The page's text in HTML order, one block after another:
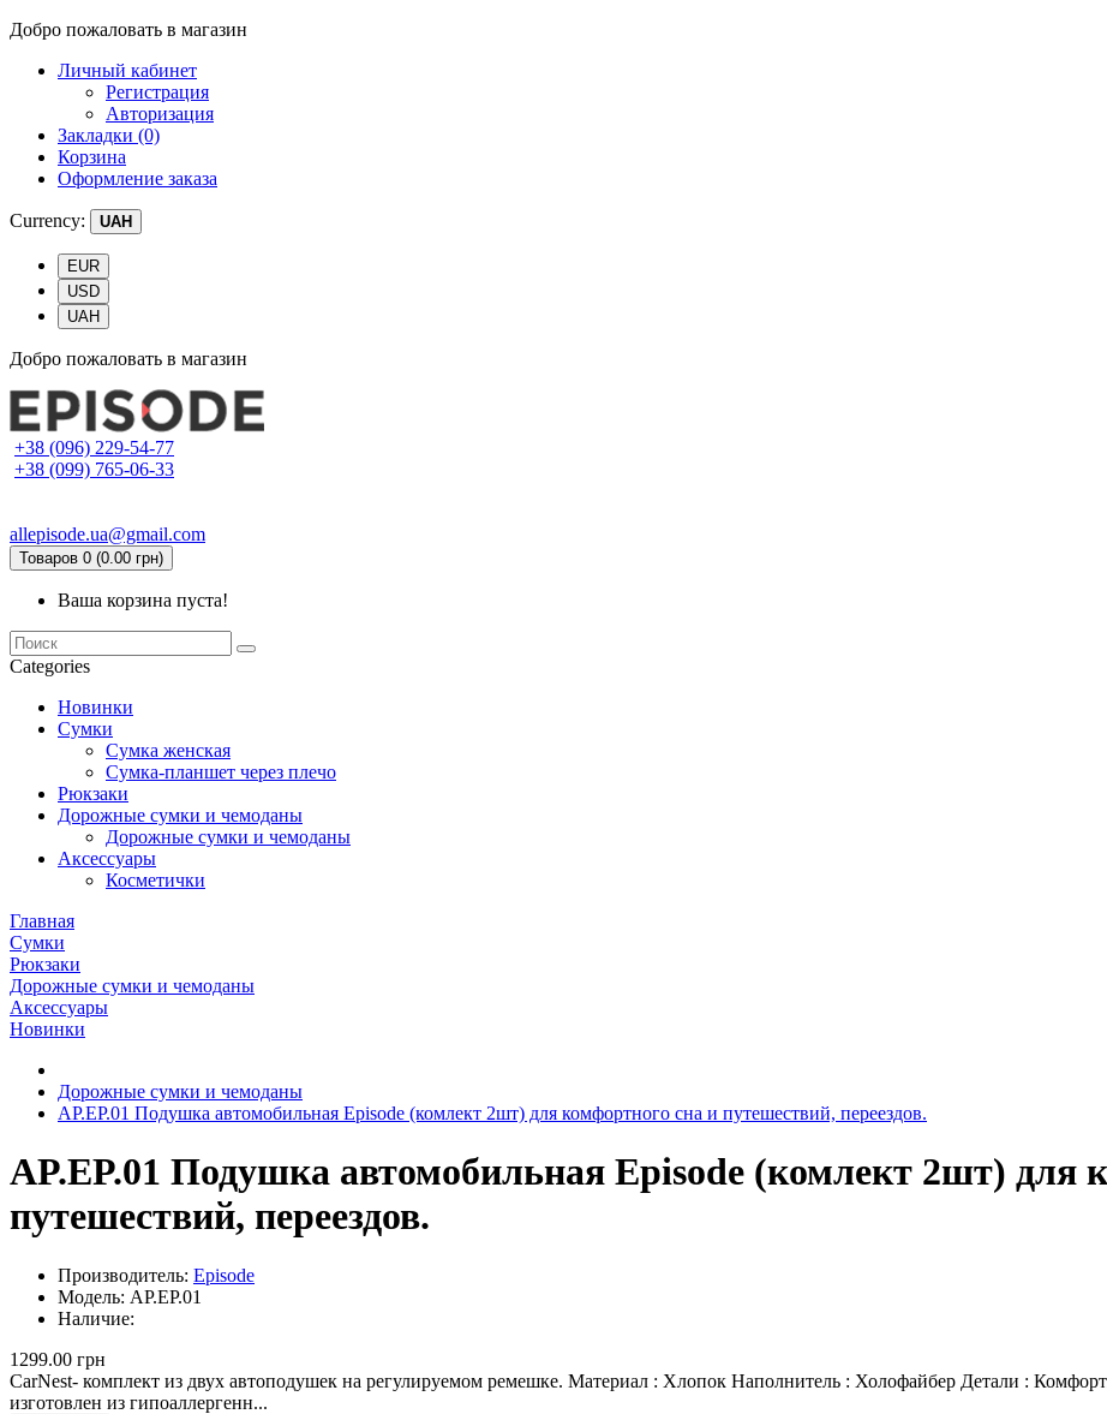
Добро пожаловать в магазин
Личный кабинет
Регистрация
Авторизация
Закладки (0)
Корзина
Оформление заказа
Currency: UAH
EUR
USD
UAH
Добро пожаловать в магазин
+38 (096) 229-54-77
+38 (099) 765-06-33
allepisode.ua@gmail.com
Товаров 0 (0.00 грн)
Ваша корзина пуста!
Categories
Новинки
Сумки
Сумка женская
Сумка-планшет через плечо
Рюкзаки
Дорожные сумки и чемоданы
Дорожные сумки и чемоданы
Аксессуары
Косметички
Главная
Сумки
Рюкзаки
Дорожные сумки и чемоданы
Аксессуары
Новинки
Дорожные сумки и чемоданы
AP.EP.01 Подушка автомобильная Episode (комлект 2шт) для комфортного сна и путешествий, переездов.
AP.EP.01 Подушка автомобильная Episode (комлект 2шт) для
путешествий, переездов.
Производитель: Episode
Модель: AP.EP.01
Наличие:
1299.00 грн
CarNest- комплект из двух автоподушек на регулируемом ремешке. Материал : Хлопок Наполнитель : Холофайбер Детали :
изготовлен из гипоаллергенн...